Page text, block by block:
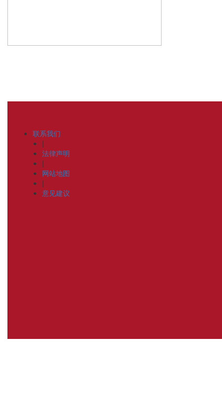
联系我们
|
法律声明
|
网站地图
|
意见建议